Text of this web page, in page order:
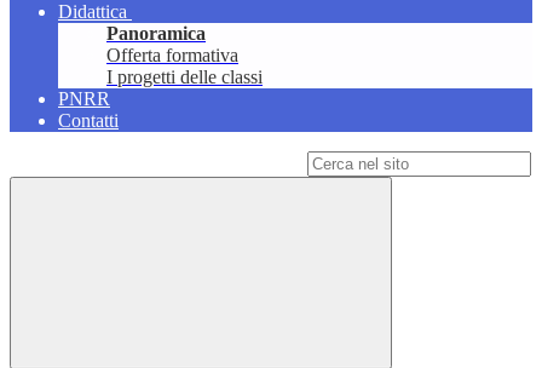
Didattica
Panoramica
Offerta formativa
I progetti delle classi
PNRR
Contatti